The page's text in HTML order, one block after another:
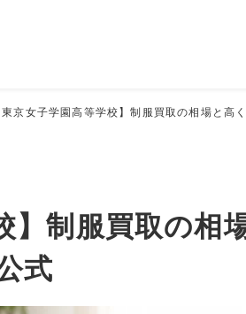
東京女子学園高等学校】制服買取の相場と高
】制服買取の相
式